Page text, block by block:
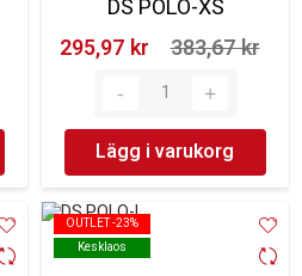
DS POLO-XS
295,97 kr‎
383,67 kr‎
Lägg i varukorg
OUTLET -23%
Kesklaos
OUTLET -23%
Kesklaos